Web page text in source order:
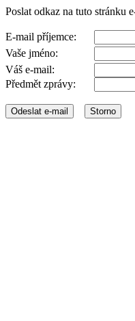
Poslat odkaz na tuto stránku
E-mail příjemce:
Vaše jméno:
Váš e-mail:
Předmět zprávy: